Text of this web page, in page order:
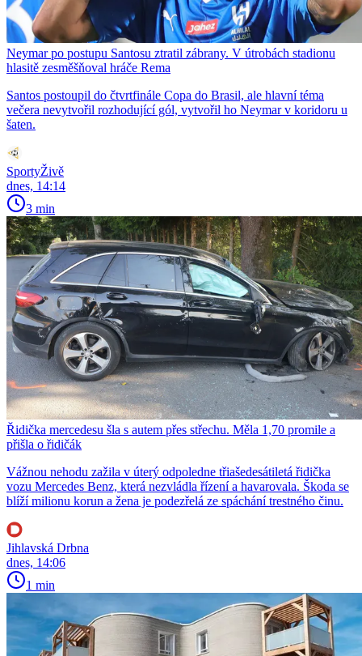
Neymar po postupu Santosu ztratil zábrany. V útrobách stadionu
hlasitě zesměšňoval hráče Rema
Santos postoupil do čtvrtfinále Copa do Brasil, ale hlavní téma
večera nevytvořil rozhodující gól, vytvořil ho Neymar v koridoru u
šaten.
SportyŽivě
dnes, 14:14
3 min
Řidička mercedesu šla s autem přes střechu. Měla 1,70 promile a
přišla o řidičák
Vážnou nehodu zažila v úterý odpoledne třiašedesátiletá řidička
vozu Mercedes Benz, která nezvládla řízení a havarovala. Škoda se
blíží milionu korun a žena je podezřelá ze spáchání trestného činu.
Jihlavská Drbna
dnes, 14:06
1 min